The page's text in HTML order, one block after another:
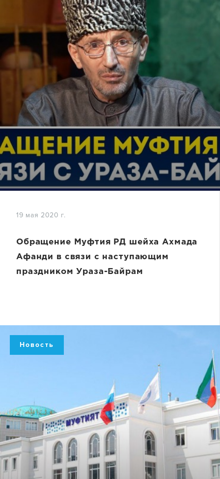
19 мая 2020 г.
Обращение Муфтия РД шейха Ахмада
Афанди в связи с наступающим
праздником Ураза-Байрам
Новость